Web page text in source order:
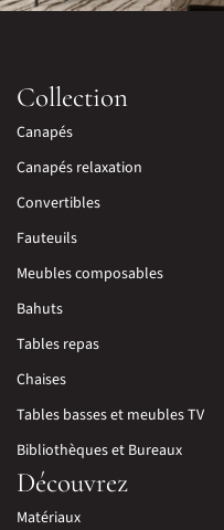
Collection
Canapés
Canapés relaxation
Convertibles
Fauteuils
Meubles composables
Bahuts
Tables repas
Chaises
Tables basses et meubles TV
Bibliothèques et Bureaux
Découvrez
Matériaux